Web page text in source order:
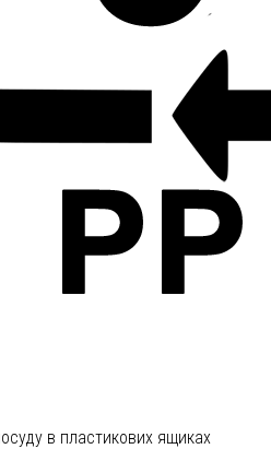
в пластикових ящиках